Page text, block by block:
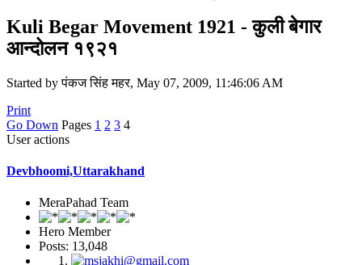
Kuli Begar Movement 1921 - कुली बेगार
आन्दोलन १९२१
Started by पंकज सिंह महर, May 07, 2009, 11:46:06 AM
Print
Go Down Pages 1 2 3 4
User actions
Devbhoomi,Uttarakhand
MeraPahad Team
Hero Member
Posts: 13,048